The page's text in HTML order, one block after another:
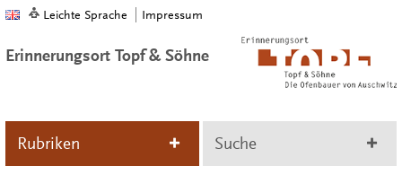
Leichte Sprache Impressum
Erinnerungsort Topf & Söhne
Rubriken Suche